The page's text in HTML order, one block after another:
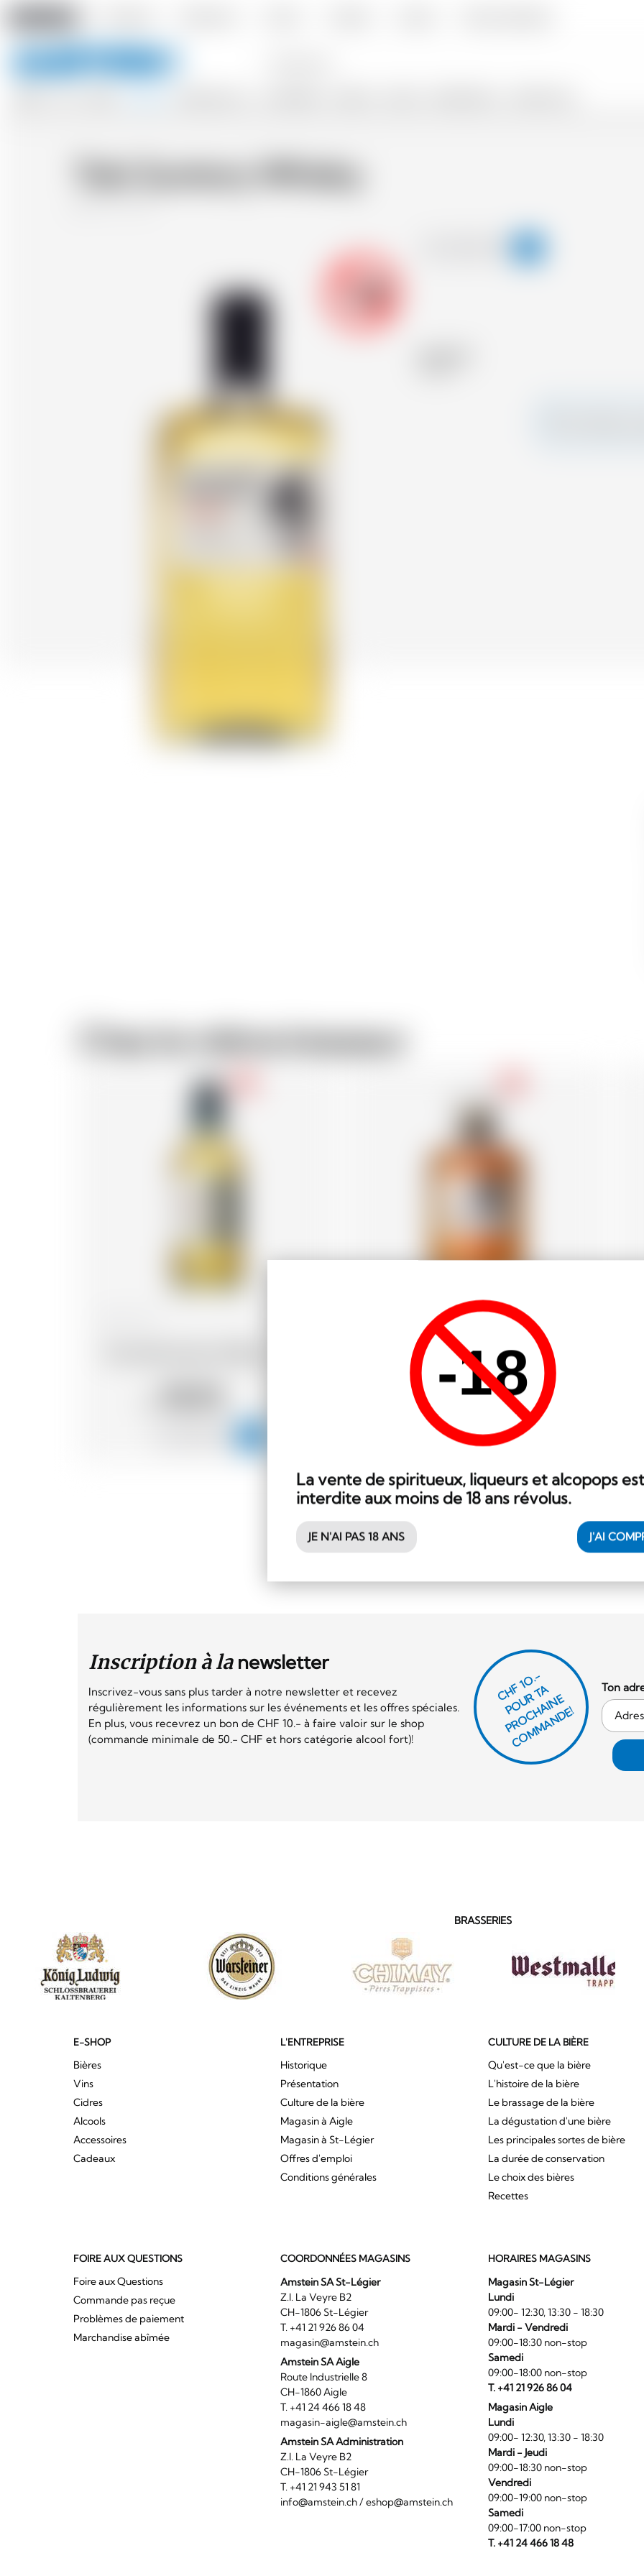
-18
La vente de spiritueux, liqueurs et alcopops est
interdite aux moins de 18 ans révolus.
JE N'AI PAS 18 ANS J'AI
Chez le même brasseur
Hibiki Suntory Whisky
CHF 109.58
Inscription à lanewsletter
Inscrivez-vous sans plus tarder à notre newsletter et recevez
régulièrement les informations sur les événements et les offres spéciales.
En plus, vous recevrez un bon de CHF 10.- à faire valoir sur le shop
(commande minimale de 50.- CHF et hors catégorie alcool fort)!
CHF 1O.-
P
O
U
R
T
A
P
R
O
C
H
AI
N
E
C
O
M
M
A
N
D
E!
Ton
BRASSERIES
E-SHOP
Bières
Vins
Cidres
Alcools
Accessoires
Cadeaux
L'ENTREPRISE
Historique
Présentation
Culture de la bière
Magasin à Aigle
Magasin à St-Légier
Offres d'emploi
Conditions générales
CULTURE DE LA BIÈRE
Qu'est-ce que la bière
L'histoire de la bière
Le brassage de la bière
La dégustation d'une bière
Les principales sortes de bière
La durée de conservation
Le choix des bières
Recettes
FOIRE AUX QUESTIONS
Foire aux Questions
Commande pas reçue
Problèmes de paiement
Marchandise abîmée
COORDONNÉES MAGASINS
Amstein SA St-Légier
Z.I. La Veyre B2
CH-1806 St-Légier
T. +41 21 926 86 04
magasin@amstein.ch
Amstein SA Aigle
Route Industrielle 8
CH-1860 Aigle
T. +41 24 466 18 48
magasin-aigle@amstein.ch
Amstein SA Administration
Z.I. La Veyre B2
CH-1806 St-Légier
T. +41 21 943 51 81
info@amstein.ch/eshop@amstein.ch
HORAIRES MAGASINS
Magasin St-Légier
Lundi
09:00- 12:30, 13:30 - 18:30
Mardi - Vendredi
09:00-18:30 non-stop
Samedi
09:00-18:00 non-stop
T. +41 21 926 86 04
Magasin Aigle
Lundi
09:00- 12:30, 13:30 - 18:30
Mardi - Jeudi
09:00-18:30 non-stop
Vendredi
09:00-19:00 non-stop
Samedi
09:00-17:00 non-stop
T. +41 24 466 18 48